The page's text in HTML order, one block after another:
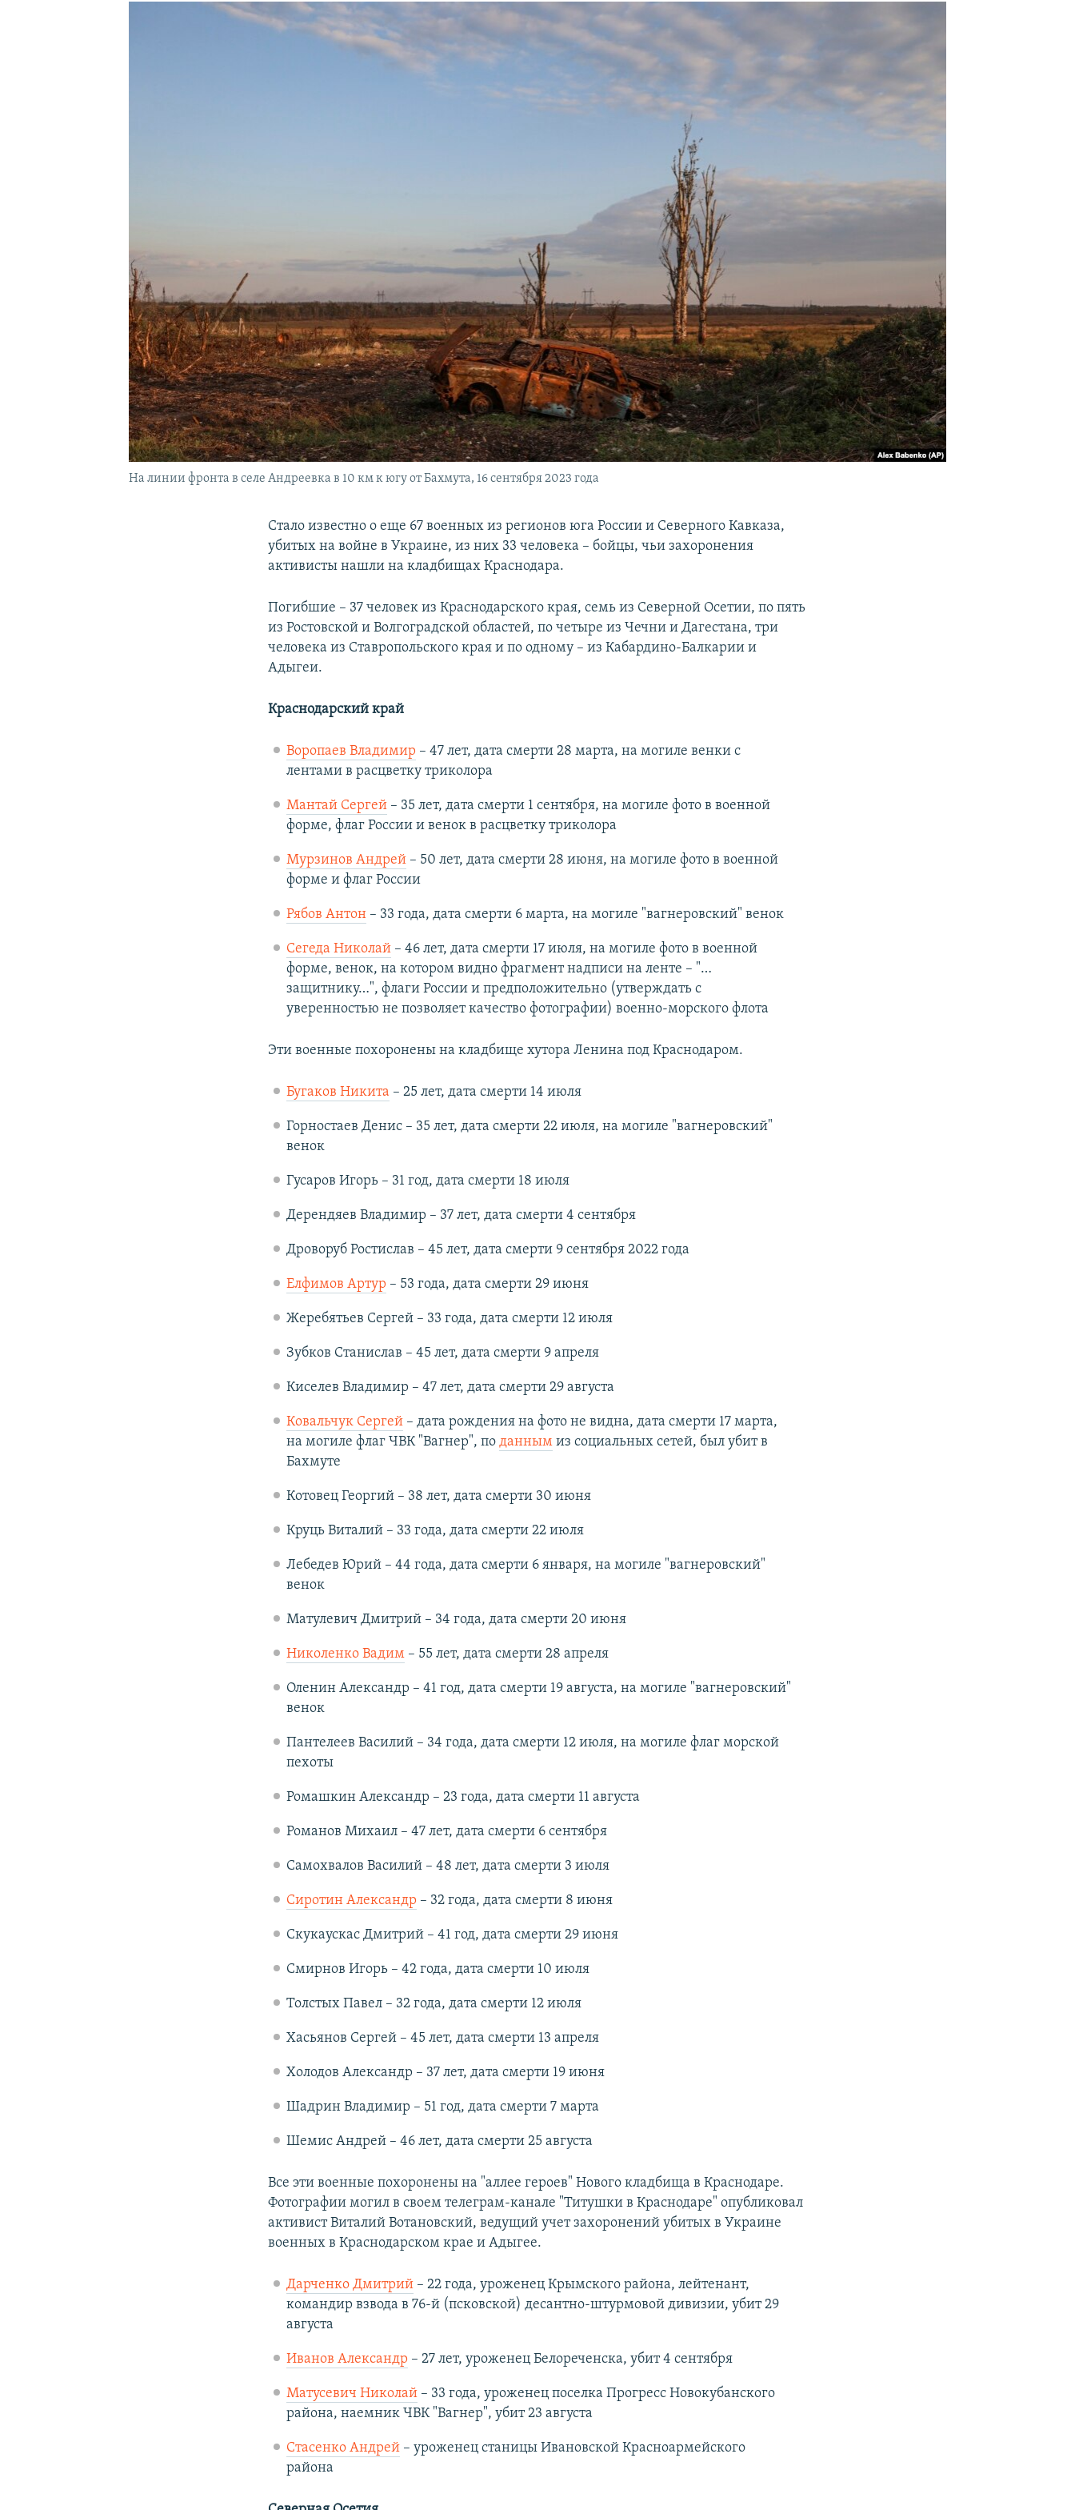
На линии фронта в селе Андреевка в 10 км к югу от Бахмута, 16 сентября 2023 года
Cтало известно о еще 67 военных из регионов юга России и Северного Кавказа,
убитых на войне в Украине, из них 33 человека – бойцы, чьи захоронения
активисты нашли на кладбищах Краснодара.
Погибшие – 37 человек из Краснодарского края, семь из Северной Осетии, по пять
из Ростовской и Волгоградской областей, по четыре из Чечни и Дагестана, три
человека из Ставропольского края и по одному – из Кабардино-Балкарии и
Адыгеи.
Краснодарский край
Воропаев Владимир – 47 лет, дата смерти 28 марта, на могиле венки с
лентами в расцветку триколора
Мантай Сергей– 35 лет, дата смерти 1 сентября, на могиле фото в военной
форме, флаг России и венок в расцветку триколора
Мурзинов Андрей– 50 лет, дата смерти 28 июня, на могиле фото в военной
форме и флаг России
Рябов Антон– 33 года, дата смерти 6 марта, на могиле "вагнеровский" венок
Сегеда Николай– 46 лет, дата смерти 17 июля, на могиле фото в военной
форме, венок, на котором видно фрагмент надписи на ленте – "…
защитнику…", флаги России и предположительно (утверждать с
уверенностью не позволяет качество фотографии) военно-морского флота
Эти военные похоронены на кладбище хутора Ленина под Краснодаром.
Бугаков Никита – 25 лет, дата смерти 14 июля
Горностаев Денис – 35 лет, дата смерти 22 июля, на могиле "вагнеровский"
венок
Гусаров Игорь – 31 год, дата смерти 18 июля
Дерендяев Владимир – 37 лет, дата смерти 4 сентября
Дроворуб Ростислав – 45 лет, дата смерти 9 сентября 2022 года
Елфимов Артур – 53 года, дата смерти 29 июня
Жеребятьев Сергей – 33 года, дата смерти 12 июля
Зубков Станислав – 45 лет, дата смерти 9 апреля
Киселев Владимир – 47 лет, дата смерти 29 августа
Ковальчук Сергей– дата рождения на фото не видна, дата смерти 17 марта,
на могиле флаг ЧВК "Вагнер", по даннымиз социальных сетей, был убит в
Бахмуте
Котовец Георгий – 38 лет, дата смерти 30 июня
Круць Виталий – 33 года, дата смерти 22 июля
Лебедев Юрий – 44 года, дата смерти 6 января, на могиле "вагнеровский"
венок
Матулевич Дмитрий – 34 года, дата смерти 20 июня
Николенко Вадим– 55 лет, дата смерти 28 апреля
Оленин Александр – 41 год, дата смерти 19 августа, на могиле "вагнеровский"
венок
Пантелеев Василий – 34 года, дата смерти 12 июля, на могиле флаг морской
пехоты
Ромашкин Александр – 23 года, дата смерти 11 августа
Романов Михаил – 47 лет, дата смерти 6 сентября
Самохвалов Василий – 48 лет, дата смерти 3 июля
Сиротин Александр – 32 года, дата смерти 8 июня
Скукаускас Дмитрий – 41 год, дата смерти 29 июня
Смирнов Игорь – 42 года, дата смерти 10 июля
Толстых Павел – 32 года, дата смерти 12 июля
Хасьянов Сергей – 45 лет, дата смерти 13 апреля
Холодов Александр – 37 лет, дата смерти 19 июня
Шадрин Владимир – 51 год, дата смерти 7 марта
Шемис Андрей – 46 лет, дата смерти 25 августа
Все эти военные похоронены на "аллее героев" Нового кладбища в Краснодаре.
Фотографии могил в своем телеграм-канале "Титушки в Краснодаре" опубликовал
активист Виталий Вотановский, ведущий учет захоронений убитых в Украине
военных в Краснодарском крае и Адыгее.
Дарченко Дмитрий– 22 года, уроженец Крымского района, лейтенант,
командир взвода в 76-й (псковской) десантно-штурмовой дивизии, убит 29
августа
Иванов Александр – 27 лет, уроженец Белореченска, убит 4 сентября
Матусевич Николай– 33 года, уроженец поселка Прогресс Новокубанского
района, наемник ЧВК "Вагнер", убит 23 августа
Стасенко Андрей– уроженец станицы Ивановской Красноармейского
района